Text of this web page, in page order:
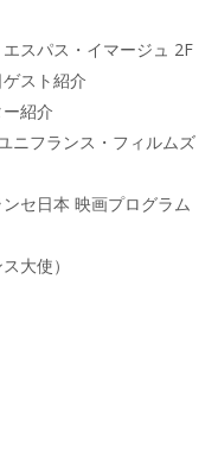
スパス・イマージュ 2F
スト紹介
紹介
ニフランス・フィルムズ
日本 映画プログラム
大使）